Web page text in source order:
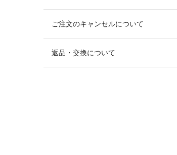
ご注文のキャンセルについて
返品・交換について